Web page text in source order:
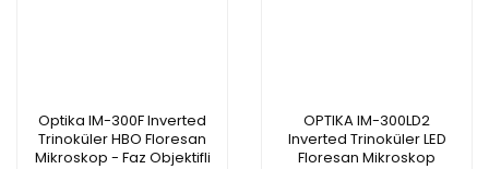
Optika IM-300F Inverted
Trinoküler HBO Floresan
Mikroskop - Faz Objektifli
OPTIKA IM-300LD2
Inverted Trinoküler LED
Floresan Mikroskop